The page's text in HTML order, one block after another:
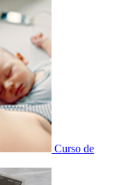
Curso de